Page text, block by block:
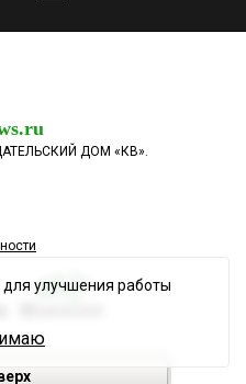
ДОМ «КВ».
улучшения работы